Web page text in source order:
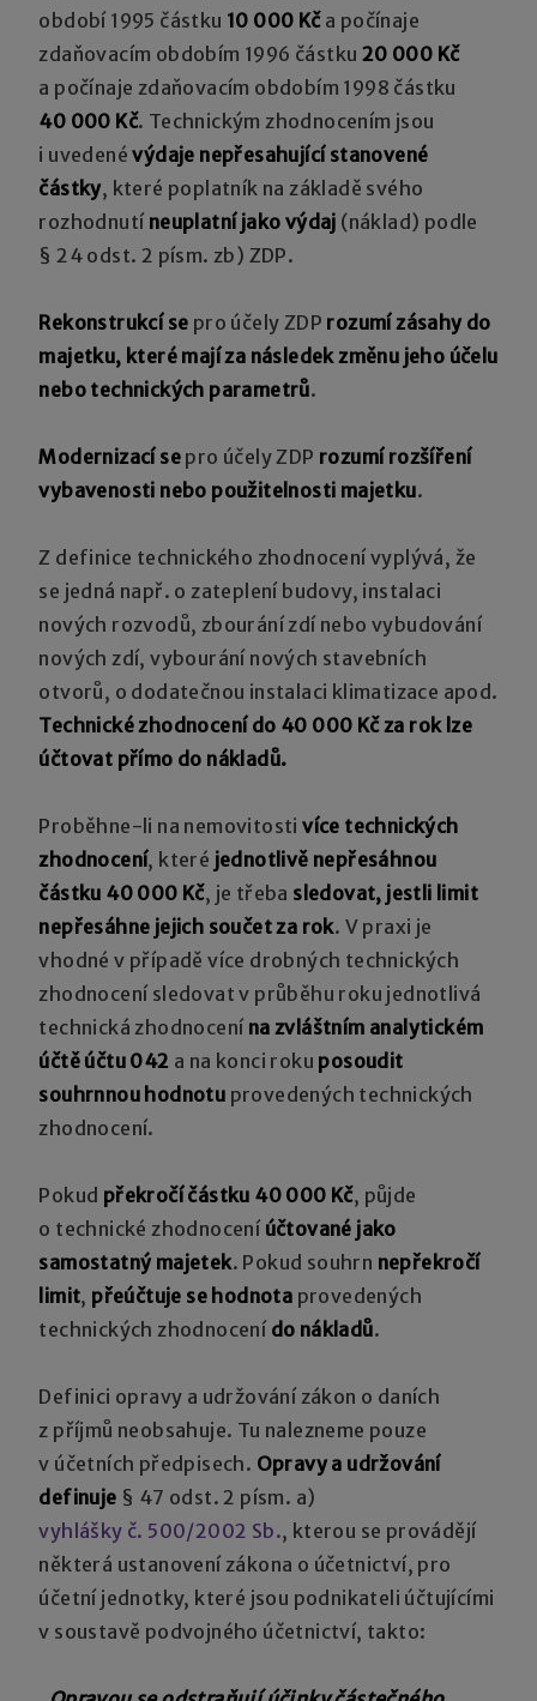
období 1995 částku 10 000 Kča počínaje
zdaňovacím obdobím 1996 částku 20 000 Kč
a počínaje zdaňovacím obdobím 1998 částku
40 000 Kč. Technickým zhodnocením jsou
i uvedenévýdaje nepřesahující stanovené
částky, které poplatník na základě svého
rozhodnutí neuplatní jako výdaj (náklad) podle
§ 24 odst. 2 písm. zb) ZDP.
Rekonstrukcí se pro účely ZDP rozumí zásahy do
majetku, které mají za následek změnu jeho účelu
nebo technických parametrů.
Modernizací se pro účely ZDP rozumí rozšíření
vybavenosti nebo použitelnosti majetku.
Z definice technického zhodnocení vyplývá, že
se jedná např. o zateplení budovy, instalaci
nových rozvodů, zbourání zdí nebo vybudování
nových zdí, vybourání nových stavebních
otvorů, o dodatečnou instalaci klimatizace apod.
Technické zhodnocení do 40 000 Kč za rok lze
účtovat přímo do nákladů.
Proběhne-li na nemovitostivíce technických
zhodnocení, které jednotlivě nepřesáhnou
částku 40 000 Kč, je třeba sledovat, jestli limit
nepřesáhne jejich součet za rok. V praxi je
vhodné v případě více drobných technických
zhodnocení sledovat v průběhu roku jednotlivá
technická zhodnocení na zvláštním analytickém
účtě účtu 042 a na konci roku posoudit
souhrnnou hodnotu provedených technických
zhodnocení.
Pokud překročí částku 40 000 Kč, půjde
o technické zhodnocení účtované jako
samostatný majetek. Pokud souhrn nepřekročí
limit, přeúčtuje se hodnota provedených
technických zhodnocení do nákladů.
Definici opravy a udržování zákon o daních
z příjmů neobsahuje. Tu nalezneme pouze
v účetních předpisech. Opravy a udržování
definuje § 47 odst. 2 písm. a)
vyhlášky č. 500/2002 Sb., kterou se provádějí
některá ustanovení zákona o účetnictví, pro
účetní jednotky, které jsou podnikateli účtujícími
v soustavě podvojného účetnictví, takto: